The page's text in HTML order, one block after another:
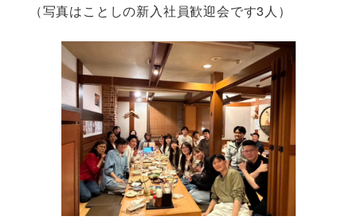
（写真はことしの新入社員歓迎会です3人）